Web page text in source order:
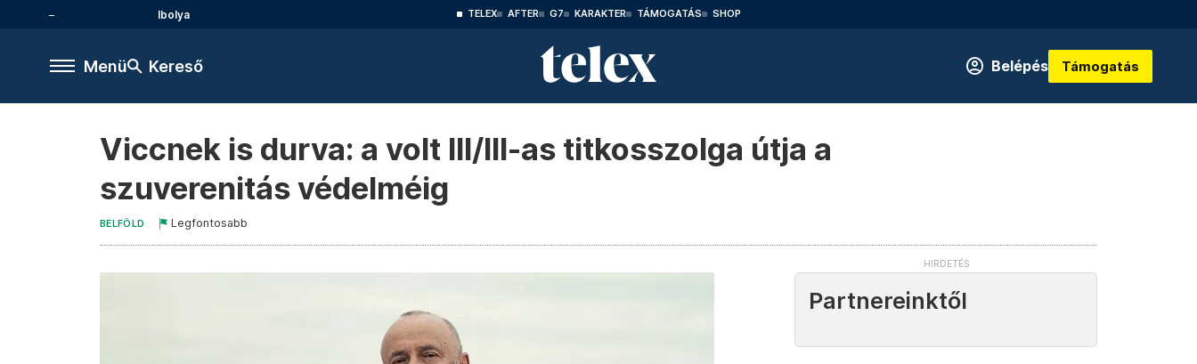
Ibolya TELEX AFTER G7 KARAKTER TÁMOGATÁS SHOP
Menü Kereső Belépés Támogatás
Viccnek is durva: a volt III/III-as titkosszolga útja a
szuverenitás védelméig
BELFÖLD Legfontosabb
Partnereinktől